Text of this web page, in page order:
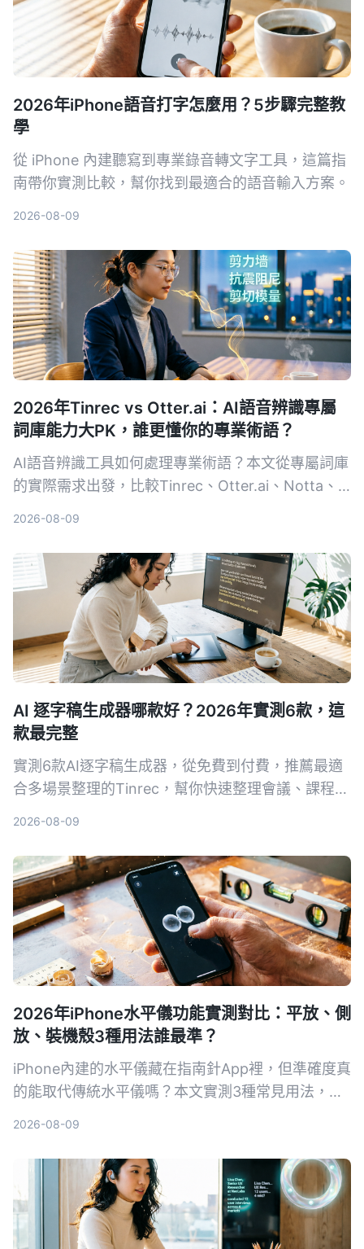
2026年iPhone語音打字怎麼用？5步驟完整教
學
從 iPhone 內建聽寫到專業錄音轉文字工具，這篇指
南帶你實測比較，幫你找到最適合的語音輸入方案。
2026-08-09
2026年Tinrec vs Otter.ai：AI語音辨識專屬
詞庫能力大PK，誰更懂你的專業術語？
AI語音辨識工具如何處理專業術語？本文從專屬詞庫
的實際需求出發，比較Tinrec、Otter.ai、Notta、
2026-08-09
AI 逐字稿生成器哪款好？2026年實測6款，這
款最完整
實測6款AI逐字稿生成器，從免費到付費，推薦最適
合多場景整理的Tinrec，幫你快速整理會議、課程、
2026-08-09
2026年iPhone水平儀功能實測對比：平放、側
放、裝機殼3種用法誰最準？
iPhone內建的水平儀藏在指南針App裡，但準確度真
的能取代傳統水平儀嗎？本文實測3種常見用法，從
2026-08-09